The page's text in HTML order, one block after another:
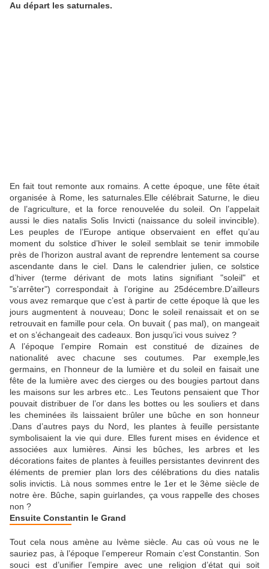
Au départ les saturnales.
En fait tout remonte aux romains. A cette époque, une fête était
organisée à Rome, les saturnales.Elle célébrait Saturne, le dieu
de l’agriculture, et la force renouvelée du soleil. On l’appelait
aussi le dies natalis Solis Invicti (naissance du soleil invincible).
Les peuples de l’Europe antique observaient en effet qu’au
moment du solstice d’hiver le soleil semblait se tenir immobile
près de l’horizon austral avant de reprendre lentement sa course
ascendante dans le ciel. Dans le calendrier julien, ce solstice
d’hiver (terme dérivant de mots latins signifiant "soleil" et
"s’arrêter") correspondait à l’origine au 25décembre.D’ailleurs
vous avez remarque que c’est à partir de cette époque là que les
jours augmentent à nouveau; Donc le soleil renaissait et on se
retrouvait en famille pour cela. On buvait ( pas mal), on mangeait
et on s’échangeait des cadeaux. Bon jusqu’ici vous suivez ?
A l’époque l’empire Romain est constitué de dizaines de
nationalité avec chacune ses coutumes. Par exemple,les
germains, en l’honneur de la lumière et du soleil en faisait une
fête de la lumière avec des cierges ou des bougies partout dans
les maisons sur les arbres etc.. Les Teutons pensaient que Thor
pouvait distribuer de l’or dans les bottes ou les souliers et dans
les cheminées ils laissaient brûler une bûche en son honneur
.Dans d’autres pays du Nord, les plantes à feuille persistante
symbolisaient la vie qui dure. Elles furent mises en évidence et
associées aux lumières. Ainsi les bûches, les arbres et les
décorations faites de plantes à feuilles persistantes devinrent des
éléments de premier plan lors des célébrations du dies natalis
solis invictis. Là nous sommes entre le 1er et le 3ème siècle de
notre ère. Bûche, sapin guirlandes, ça vous rappelle des choses
non ?
Ensuite Constantin le Grand
Tout cela nous amène au Ivème siècle. Au cas où vous ne le
sauriez pas, à l’époque l’empereur Romain c’est Constantin. Son
souci est d’unifier l’empire avec une religion d’état qui soit